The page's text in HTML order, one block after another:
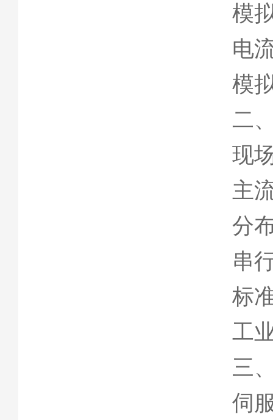
模
电
模
二
现
主
分
串
标
工
三
伺